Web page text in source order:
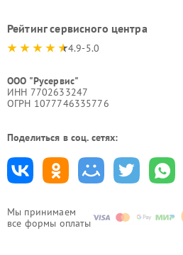
Мы принимаем
все формы оплаты
Рейтинг сервисного центра
4.9-5.0
ООО "Русервис"
ИНН 7702633247
ОГРН 1077746335776
Поделиться в соц. сетях: